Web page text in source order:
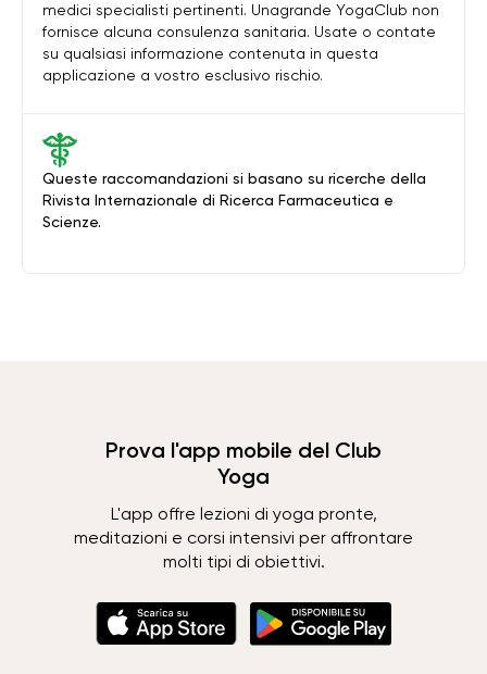
Queste raccomandazioni si basano su ricerche della
Rivista Internazionale di Ricerca Farmaceutica e
Scienze.
medici specialisti pertinenti. Unagrande YogaClub non
fornisce alcuna consulenza sanitaria. Usate o contate
su qualsiasi informazione contenuta in questa
applicazione a vostro esclusivo rischio.
Prova l'app mobile del Club
Yoga
L'app offre lezioni di yoga pronte,
meditazioni e corsi intensivi per affrontare
molti tipi di obiettivi.